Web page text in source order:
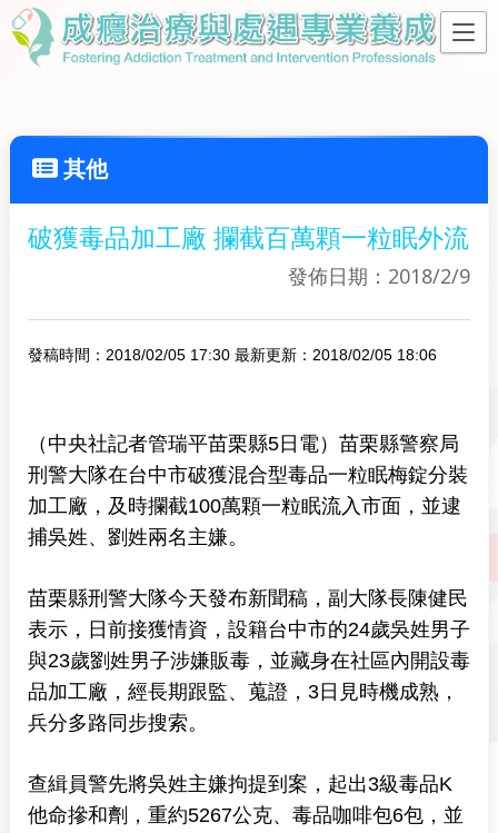
其他
破獲毒品加工廠 攔截百萬顆一粒眠外流
發佈日期：2018/2/9
發稿時間：2018/02/05 17:30 最新更新：2018/02/05 18:06
（中央社記者管瑞平苗栗縣5日電）苗栗縣警察局
刑警大隊在台中市破獲混合型毒品一粒眠梅錠分裝
加工廠，及時攔截100萬顆一粒眠流入市面，並逮
捕吳姓、劉姓兩名主嫌。
苗栗縣刑警大隊今天發布新聞稿，副大隊長陳健民
表示，日前接獲情資，設籍台中市的24歲吳姓男子
與23歲劉姓男子涉嫌販毒，並藏身在社區內開設毒
品加工廠，經長期跟監、蒐證，3日見時機成熟，
兵分多路同步搜索。
查緝員警先將吳姓主嫌拘提到案，起出3級毒品K
他命摻和劑，重約5267公克、毒品咖啡包6包，並